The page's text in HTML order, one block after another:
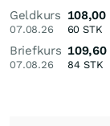
Geldkurs
07.08.26
108,00
60 STK
Briefkurs
07.08.26
109,60
84 STK